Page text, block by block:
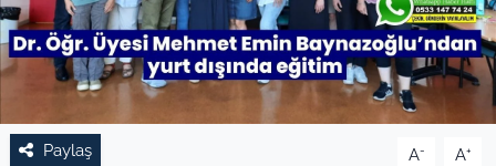
Paylaş A- A+
KÜLTÜR SANAT
RESMİ İLAN
SPOR